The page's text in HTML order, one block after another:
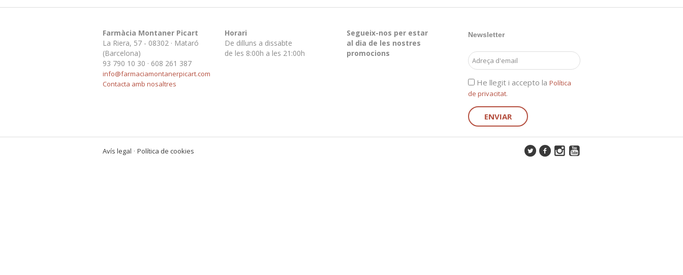
Farmàcia Montaner Picart
La Riera, 57 - 08302 · Mataró
(Barcelona)
93 790 10 30 · 608 261 387
info@farmaciamontanerpicart.com
Contacta amb nosaltres
Horari
De dilluns a dissabte
de les 8:00h a les 21:00h
Segueix-nos per estar
al dia de les nostres
promocions
Newsletter
He llegit i accepto laPolítica
de privacitat.
ENVIAR
Avís legal · Política de cookies